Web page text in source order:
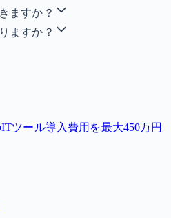
ますか？
ますか？
ツール導入費用を最大450万円